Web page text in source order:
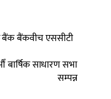
बैंक बैंकवीच एससीटी
साधारण सभा
सम्पन्न